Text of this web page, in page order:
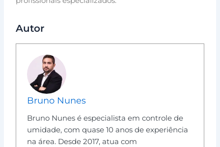
Autor
Bruno Nunes
Bruno Nunes é especialista em controle de
umidade, com quase 10 anos de experiência
na área. Desde 2017, atua com